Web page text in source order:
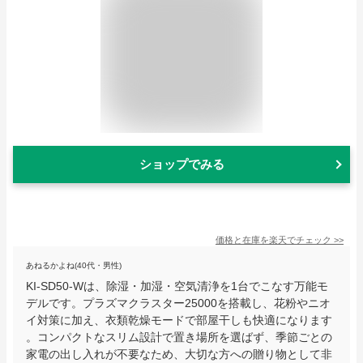
ショップでみる
価格と在庫を楽天でチェック >>
あねるかよね(40代・男性)
KI-SD50-Wは、除湿・加湿・空気清浄を1台でこなす万能モ
デルです。プラズマクラスター25000を搭載し、花粉やニオ
イ対策に加え、衣類乾燥モードで部屋干しも快適になります
。コンパクトなスリム設計で置き場所を選ばず、季節ごとの
家電の出し入れが不要なため、大切な方への贈り物として非